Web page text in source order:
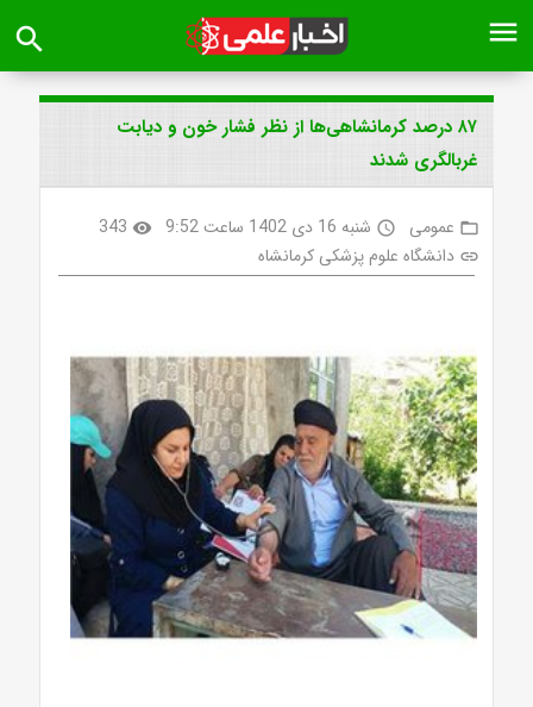
menu
search
۸۷ درصد کرمانشاهی‌ها از نظر فشار خون و دیابت
غربالگری شدند
folder_open عمومی access_time شنبه 16 دی 1402 ساعت 9:52 visibility
343
link دانشگاه علوم پزشکی کرمانشاه